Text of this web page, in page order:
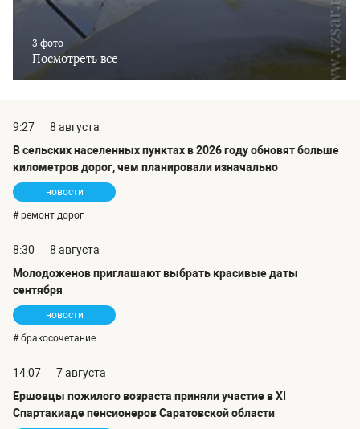
3 фото
Посмотреть все
9:27
8 августа
В сельских населенных пунктах в 2026 году обновят больше
километров дорог, чем планировали изначально
новости
# ремонт дорог
8:30
8 августа
Молодоженов приглашают выбрать красивые даты
сентября
новости
# бракосочетание
14:07
7 августа
Ершовцы пожилого возраста приняли участие в XI
Спартакиаде пенсионеров Саратовской области